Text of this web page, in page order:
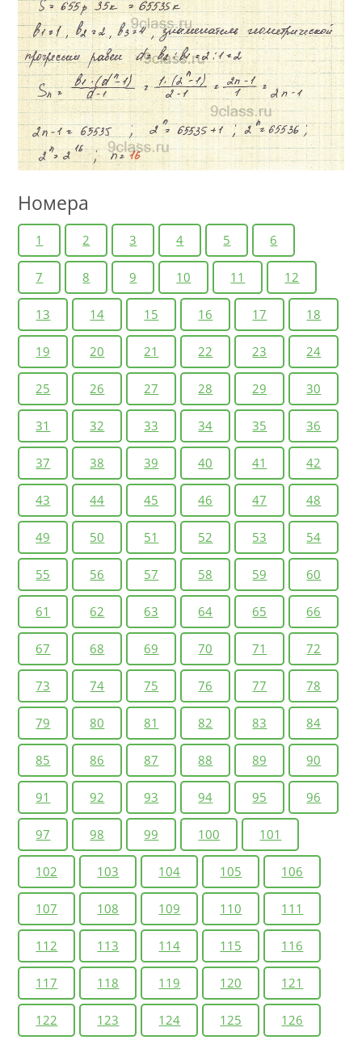
Номера
1 2 3 4 5 6
7 8 9 10 11 12
13 14 15 16 17 18
19 20 21 22 23 24
25 26 27 28 29 30
31 32 33 34 35 36
37 38 39 40 41 42
43 44 45 46 47 48
49 50 51 52 53 54
55 56 57 58 59 60
61 62 63 64 65 66
67 68 69 70 71 72
73 74 75 76 77 78
79 80 81 82 83 84
85 86 87 88 89 90
91 92 93 94 95 96
97 98 99 100 101
102 103 104 105 106
107 108 109 110 111
112 113 114 115 116
117 118 119 120 121
122 123 124 125 126